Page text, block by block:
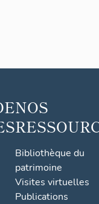
NOS
Bibliothèque du
patrimoine
Visites virtuelles
Publications